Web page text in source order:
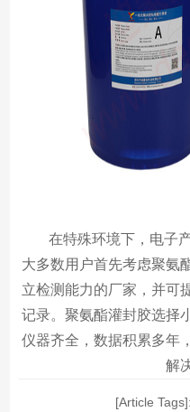
在特殊环境下，电子
大多数用户首先考虑聚氨
立检测能力的厂家，并可
记录。聚氨酯灌封胶选择
仪器齐全，数据积累多年
解
[Article Tags]: